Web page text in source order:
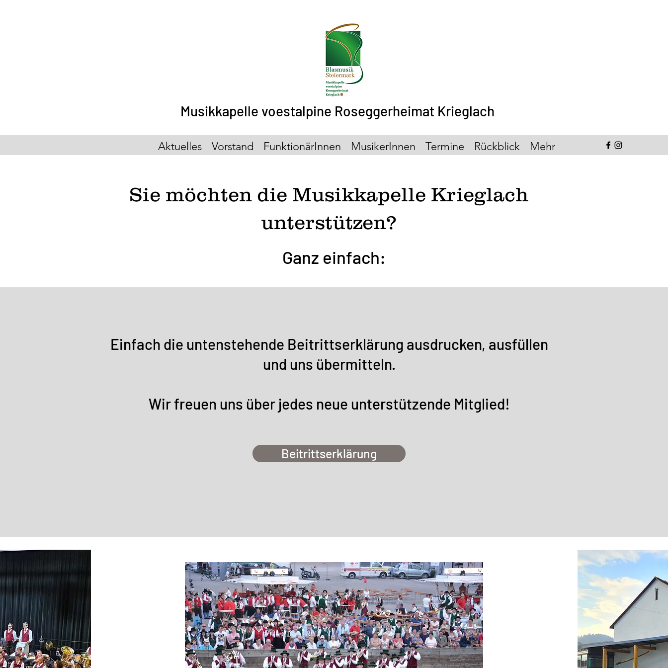
Musikkapelle voestalpine Roseggerheimat Krieglach
Aktuelles Vorstand FunktionärInnen MusikerInnen Termine Rückblick Mehr
Sie möchten die Musikkapelle Krieglach
unterstützen?
Ganz einfach:
Einfach die untenstehende Beitrittserklärung ausdrucken, ausfüllen
und uns übermitteln.
Wir freuen uns über jedes neue unterstützende Mitglied!
Beitrittserklärung